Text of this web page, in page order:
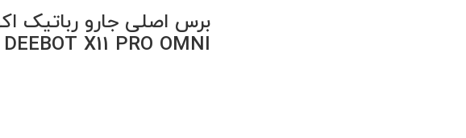
برس اصلی جارو رباتیک
DEEBOT X11 PRO OMNI